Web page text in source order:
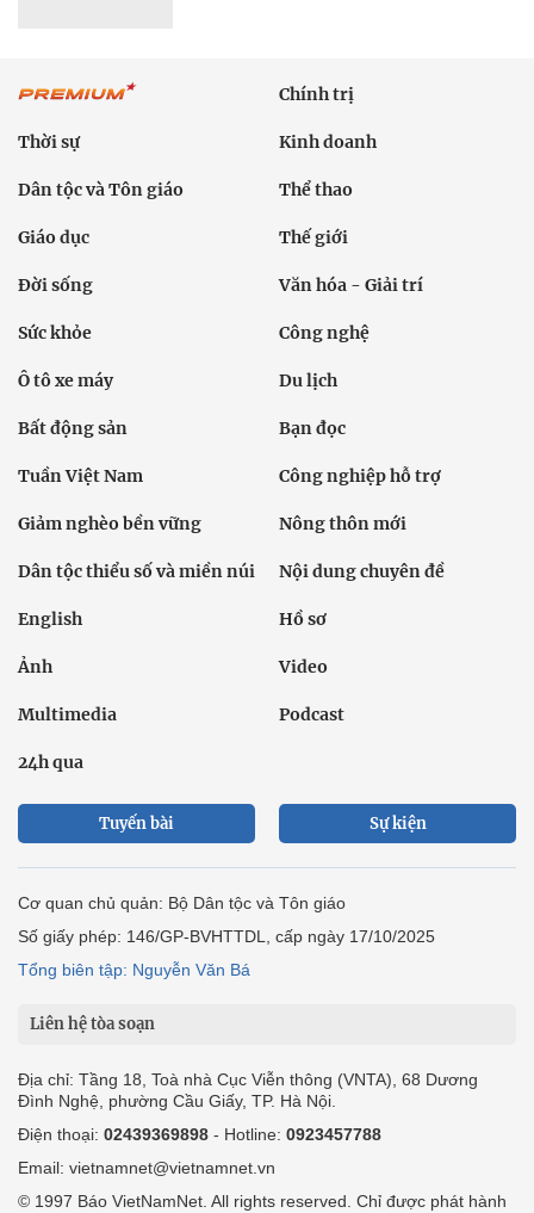
Chính trị
Thời sự Kinh doanh
Dân tộc và Tôn giáo Thể thao
Giáo dục Thế giới
Đời sống Văn hóa - Giải trí
Sức khỏe Công nghệ
Ô tô xe máy Du lịch
Bất động sản Bạn đọc
Tuần Việt Nam Công nghiệp hỗ trợ
Giảm nghèo bền vững Nông thôn mới
Dân tộc thiểu số và miền núi Nội dung chuyên đề
English Hồ sơ
Ảnh Video
Multimedia Podcast
24h qua
Tuyến bài Sự kiện
Cơ quan chủ quản: Bộ Dân tộc và Tôn giáo
Số giấy phép: 146/GP-BVHTTDL, cấp ngày 17/10/2025
Tổng biên tập: Nguyễn Văn Bá
Liên hệ tòa soạn
Địa chỉ: Tầng 18, Toà nhà Cục Viễn thông (VNTA), 68 Dương
Đình Nghệ, phường Cầu Giấy, TP. Hà Nội.
Điện thoại: 02439369898 - Hotline: 0923457788
Email: vietnamnet@vietnamnet.vn
© 1997 Báo VietNamNet. All rights reserved. Chỉ được phát hành